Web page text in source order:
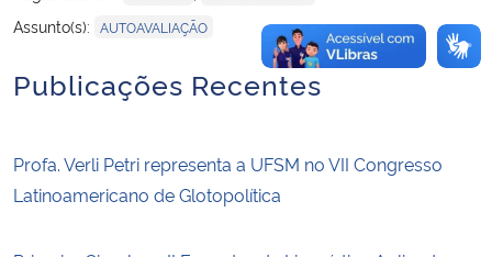
Assunto(s): AUTOAVALIAÇÃO
Publicações Recentes
Profa. Verli Petri representa a UFSM no VII Congresso
Latinoamericano de Glotopolítica